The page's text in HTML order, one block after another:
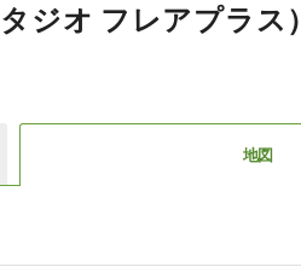
ジオ フレアプラス）
地図